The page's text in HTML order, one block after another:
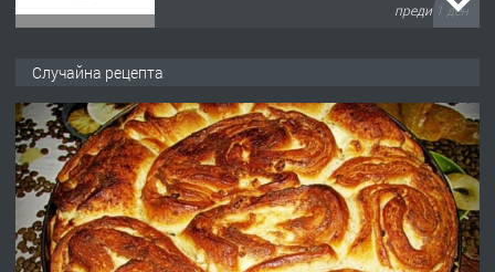
преди 1 ден
градската градина!
преди 1 ден
ПРЕДЛАГА
ПРОСТОРЕН ТРИСТАЕН
АПАРТАМЕНТ В НОВА СГРАДА КВ.
КУБА
Случайна рецепта